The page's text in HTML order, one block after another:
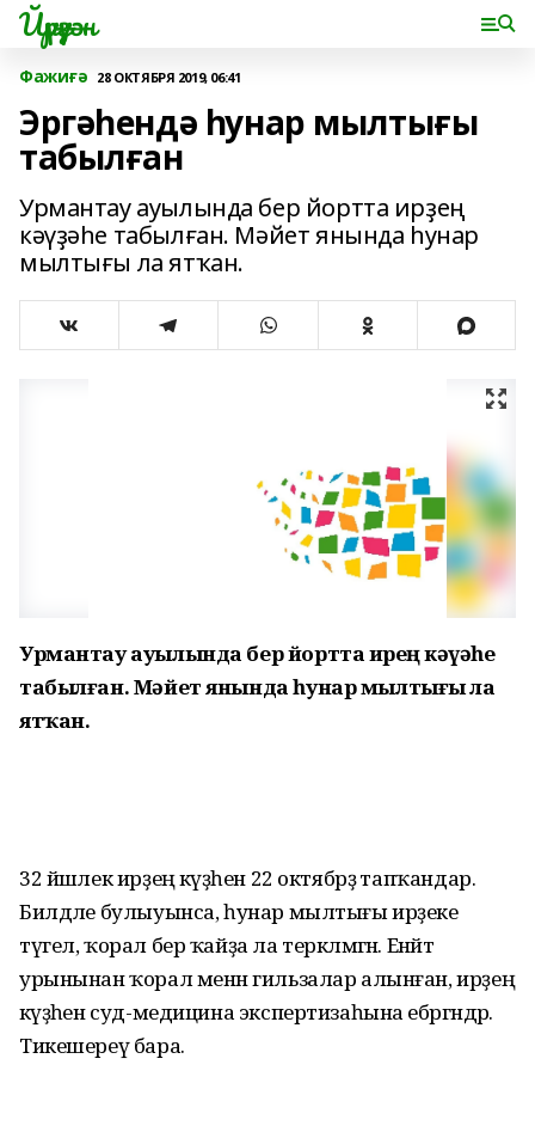
Йүрүҙән
Фажиғә 28 ОКТЯБРЯ 2019, 06:41
Эргәһендә һунар мылтығы
табылған
Урмантау ауылында бер йортта ирҙең
кәүҙәһе табылған. Мәйет янында һунар
мылтығы ла ятҡан.
Урмантау ауылында бер йортта ирҙең кәүҙәһе
табылған. Мәйет янында һунар мылтығы ла
ятҡан.
32 йәшлек ирҙең кәүҙәһен 22 октябрҙә тапҡандар.
Билдәле булыуынса, һунар мылтығы ирҙеке
түгел, ҡорал бер ҡайҙа ла теркәлмәгән. Енәйәт
урынынан ҡорал менән гильзалар алынған, ирҙең
кәүҙәһен суд-медицина экспертизаһына ебәргәндәр.
Тикешереү бара.